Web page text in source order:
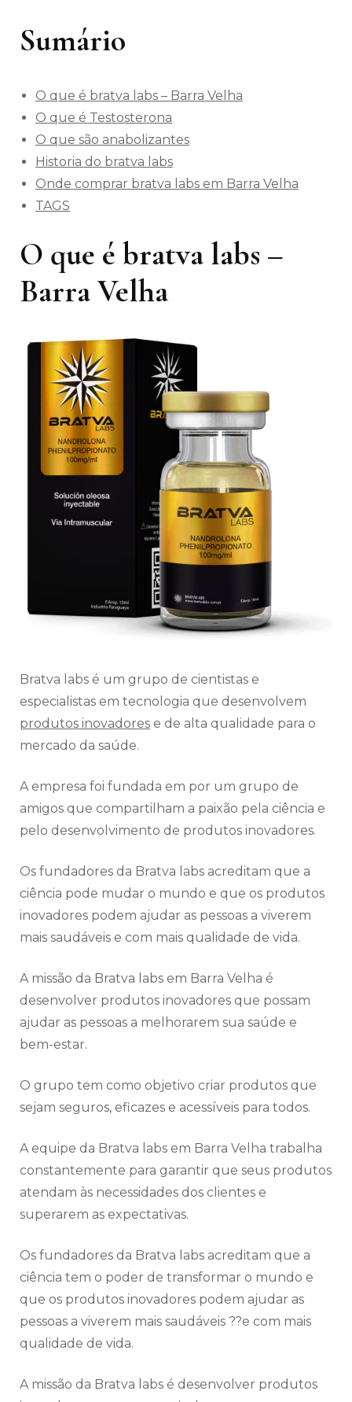
Sumário
O que é bratva labs – Barra Velha
O que é Testosterona
O que são anabolizantes
Historia do bratva labs
Onde comprar bratva labs em Barra Velha
TAGS
O que é bratva labs –
Barra Velha
Bratva labs é um grupo de cientistas e
especialistas em tecnologia que desenvolvem
produtos inovadores e de alta qualidade para o
mercado da saúde.
A empresa foi fundada em por um grupo de
amigos que compartilham a paixão pela ciência e
pelo desenvolvimento de produtos inovadores.
Os fundadores da Bratva labs acreditam que a
ciência pode mudar o mundo e que os produtos
inovadores podem ajudar as pessoas a viverem
mais saudáveis e com mais qualidade de vida.
A missão da Bratva labs em Barra Velha é
desenvolver produtos inovadores que possam
ajudar as pessoas a melhorarem sua saúde e
bem-estar.
O grupo tem como objetivo criar produtos que
sejam seguros, eficazes e acessíveis para todos.
A equipe da Bratva labs em Barra Velha trabalha
constantemente para garantir que seus produtos
atendam às necessidades dos clientes e
superarem as expectativas.
Os fundadores da Bratva labs acreditam que a
ciência tem o poder de transformar o mundo e
que os produtos inovadores podem ajudar as
pessoas a viverem mais saudáveis ??e com mais
qualidade de vida.
A missão da Bratva labs é desenvolver produtos